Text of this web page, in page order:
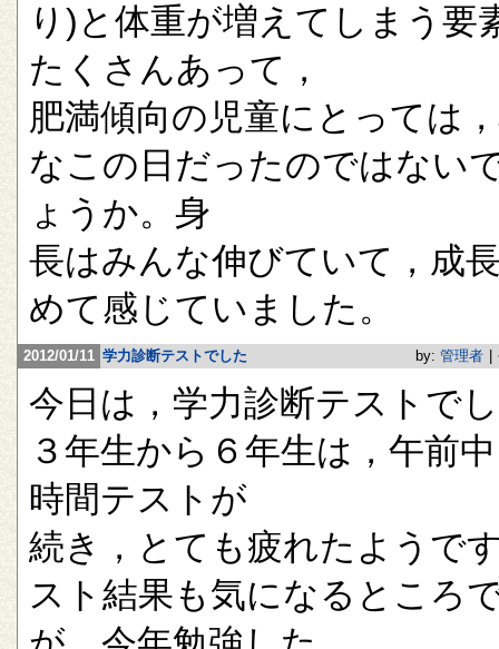
り)と体重が増えてしまう要
たくさんあって，
肥満傾向の児童にとっては
なこの日だったのではない
ょうか。身
長はみんな伸びていて，成
めて感じていました。
2012/01/11 学力診断テストでした by: 管理者
今日は，学力診断テストで
３年生から６年生は，午前
時間テストが
続き，とても疲れたようで
スト結果も気になるところ